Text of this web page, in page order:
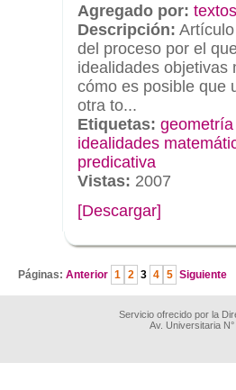
Agregado por:
Descripción:
del proceso por el
idealidades objetivas
cómo es posible que
otra to...
Etiquetas: geometría
idealidades
predicativa
Vistas: 2007
[Descargar]
Páginas: Anterior 1 2 3 4 5 Siguiente
Servicio ofrecido por la
Av. Universitaria